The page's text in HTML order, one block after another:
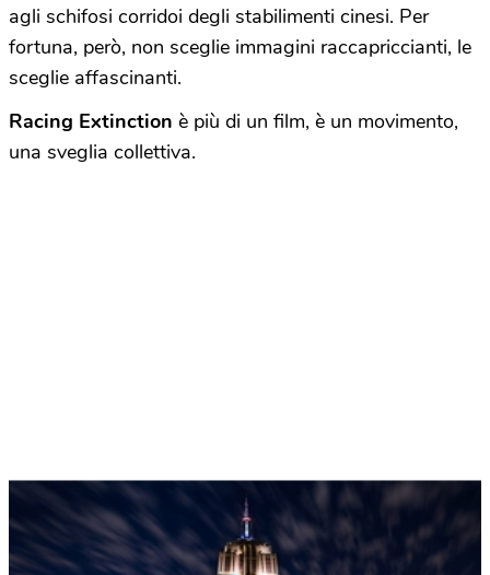
agli schifosi corridoi degli stabilimenti cinesi. Per
fortuna, però, non sceglie immagini raccapriccianti, le
sceglie affascinanti.
Racing Extinction è più di un film, è un movimento,
una sveglia collettiva.